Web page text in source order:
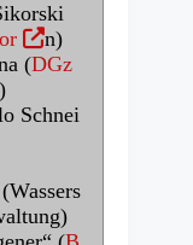
(Ö
f
n
i
n
n)
(DGz
)
Schnei